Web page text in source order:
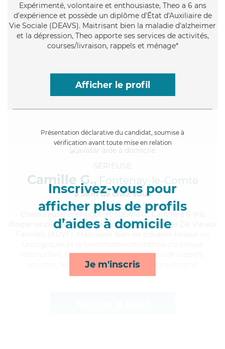
Expérimenté, volontaire et enthousiaste, Theo a 6 ans
d'expérience et possède un diplôme d'État d'Auxiliaire de
Vie Sociale (DEAVS). Maitrisant bien la maladie d'alzheimer
et la dépression, Theo apporte ses services de activités,
courses/livraison, rappels et ménage*
Afficher le profil
Présentation déclarative du candidat, soumise à
vérification avant toute mise en relation
Inscrivez-vous pour
afficher plus de profils
d’aides à domicile
Je m'inscris
SÉRIEUSE
Camille G., Fontenay-le-Comte
à 5km de chez Vous
, énergique et optimiste, Camille a 6 ans
d'expérience et possède un diplôme d'Assistante De Vie aux
obstructive, Camille apporte ses services de rappels,
activités, lessive/repassage et compagnie/loisirs*